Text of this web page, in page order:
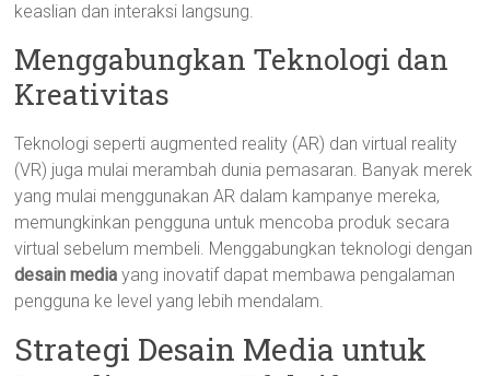
keaslian dan interaksi langsung.
Menggabungkan Teknologi dan
Kreativitas
Teknologi seperti augmented reality (AR) dan virtual reality
(VR) juga mulai merambah dunia pemasaran. Banyak merek
yang mulai menggunakan AR dalam kampanye mereka,
memungkinkan pengguna untuk mencoba produk secara
virtual sebelum membeli. Menggabungkan teknologi dengan
desain media yang inovatif dapat membawa pengalaman
pengguna ke level yang lebih mendalam.
Strategi Desain Media untuk